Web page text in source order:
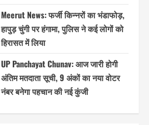
Meerut News: फर्जी किन्नरों का भंडाफोड़,
हापुड़ चुंगी पर हंगामा, पुलिस ने कई लोगों को
हिरासत में लिया
UP Panchayat Chunav: आज जारी होगी
अंतिम मतदाता सूची, 9 अंकों का नया वोटर
नंबर बनेगा पहचान की नई कुंजी